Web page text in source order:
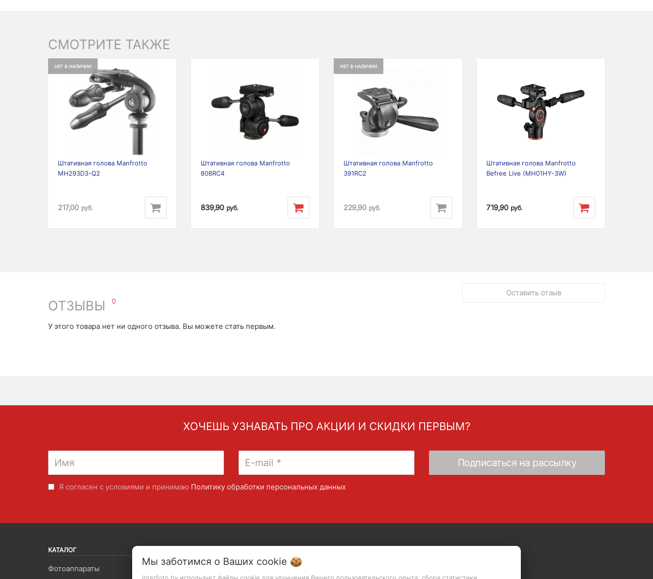
СМОТРИТЕ ТАКЖЕ
НЕТ В НАЛИЧИИ
Previous
Штативная голова Manfrotto
MH293D3-Q2
217,00 руб.
Штативная голова Manfrotto
808RC4
839,90 руб.
НЕТ В НАЛИЧИИ
Штативная голова Manfrotto
391RC2
229,90 руб.
Штативная голова Manfrotto
Befree Live (MH01HY-3W)
719,90 руб.
ОТЗЫВЫ 0
Оставить отзыв
У этого товара нет ни одного отзыва. Вы можете стать первым.
ХОЧЕШЬ УЗНАВАТЬ ПРО АКЦИИ И СКИДКИ ПЕРВЫМ?
Я согласен с условиями и принимаю Политику обработки персональных данных
КАТАЛОГ
Фотоаппараты
Объективы
Мы заботимся о Ваших cookie